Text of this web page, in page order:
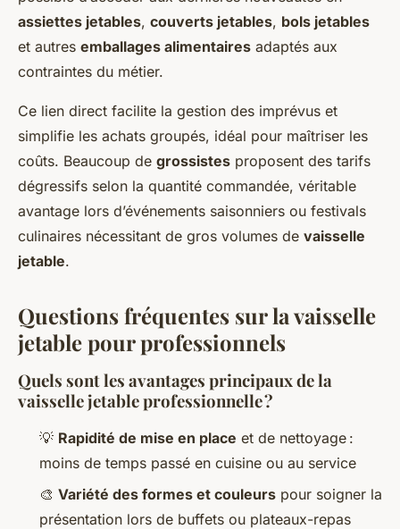
assiettes jetables, couverts jetables, bols jetables
et autres emballages alimentaires adaptés aux
contraintes du métier.
Ce lien direct facilite la gestion des imprévus et
simplifie les achats groupés, idéal pour maîtriser les
coûts. Beaucoup de grossistes proposent des tarifs
dégressifs selon la quantité commandée, véritable
avantage lors d’événements saisonniers ou festivals
culinaires nécessitant de gros volumes de vaisselle
jetable.
Questions fréquentes sur la vaisselle
jetable pour professionnels
Quels sont les avantages principaux de la
vaisselle jetable professionnelle ?
💡 Rapidité de mise en place et de nettoyage :
moins de temps passé en cuisine ou au service
🎨 Variété des formes et couleurs pour soigner la
présentation lors de buffets ou plateaux-repas